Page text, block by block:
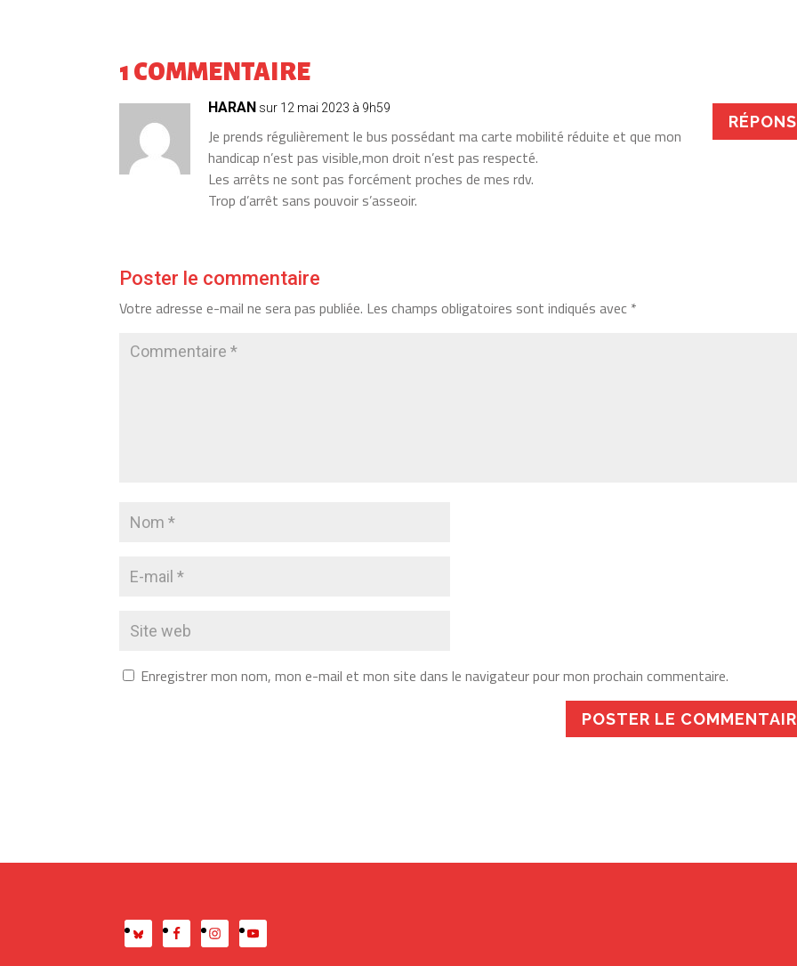
1 COMMENTAIRE
HARAN sur 12 mai 2023 à 9h59
Je prends régulièrement le bus possédant ma carte mobilité réduite et que mon
handicap n’est pas visible,mon droit n’est pas respecté.
Les arrêts ne sont pas forcément proches de mes rdv.
Trop d’arrêt sans pouvoir s’asseoir.
Poster le commentaire
Votre adresse e-mail ne sera pas publiée. Les champs obligatoires sont indiqués avec *
Enregistrer mon nom, mon e-mail et mon site dans le navigateur pour mon prochain commentaire.